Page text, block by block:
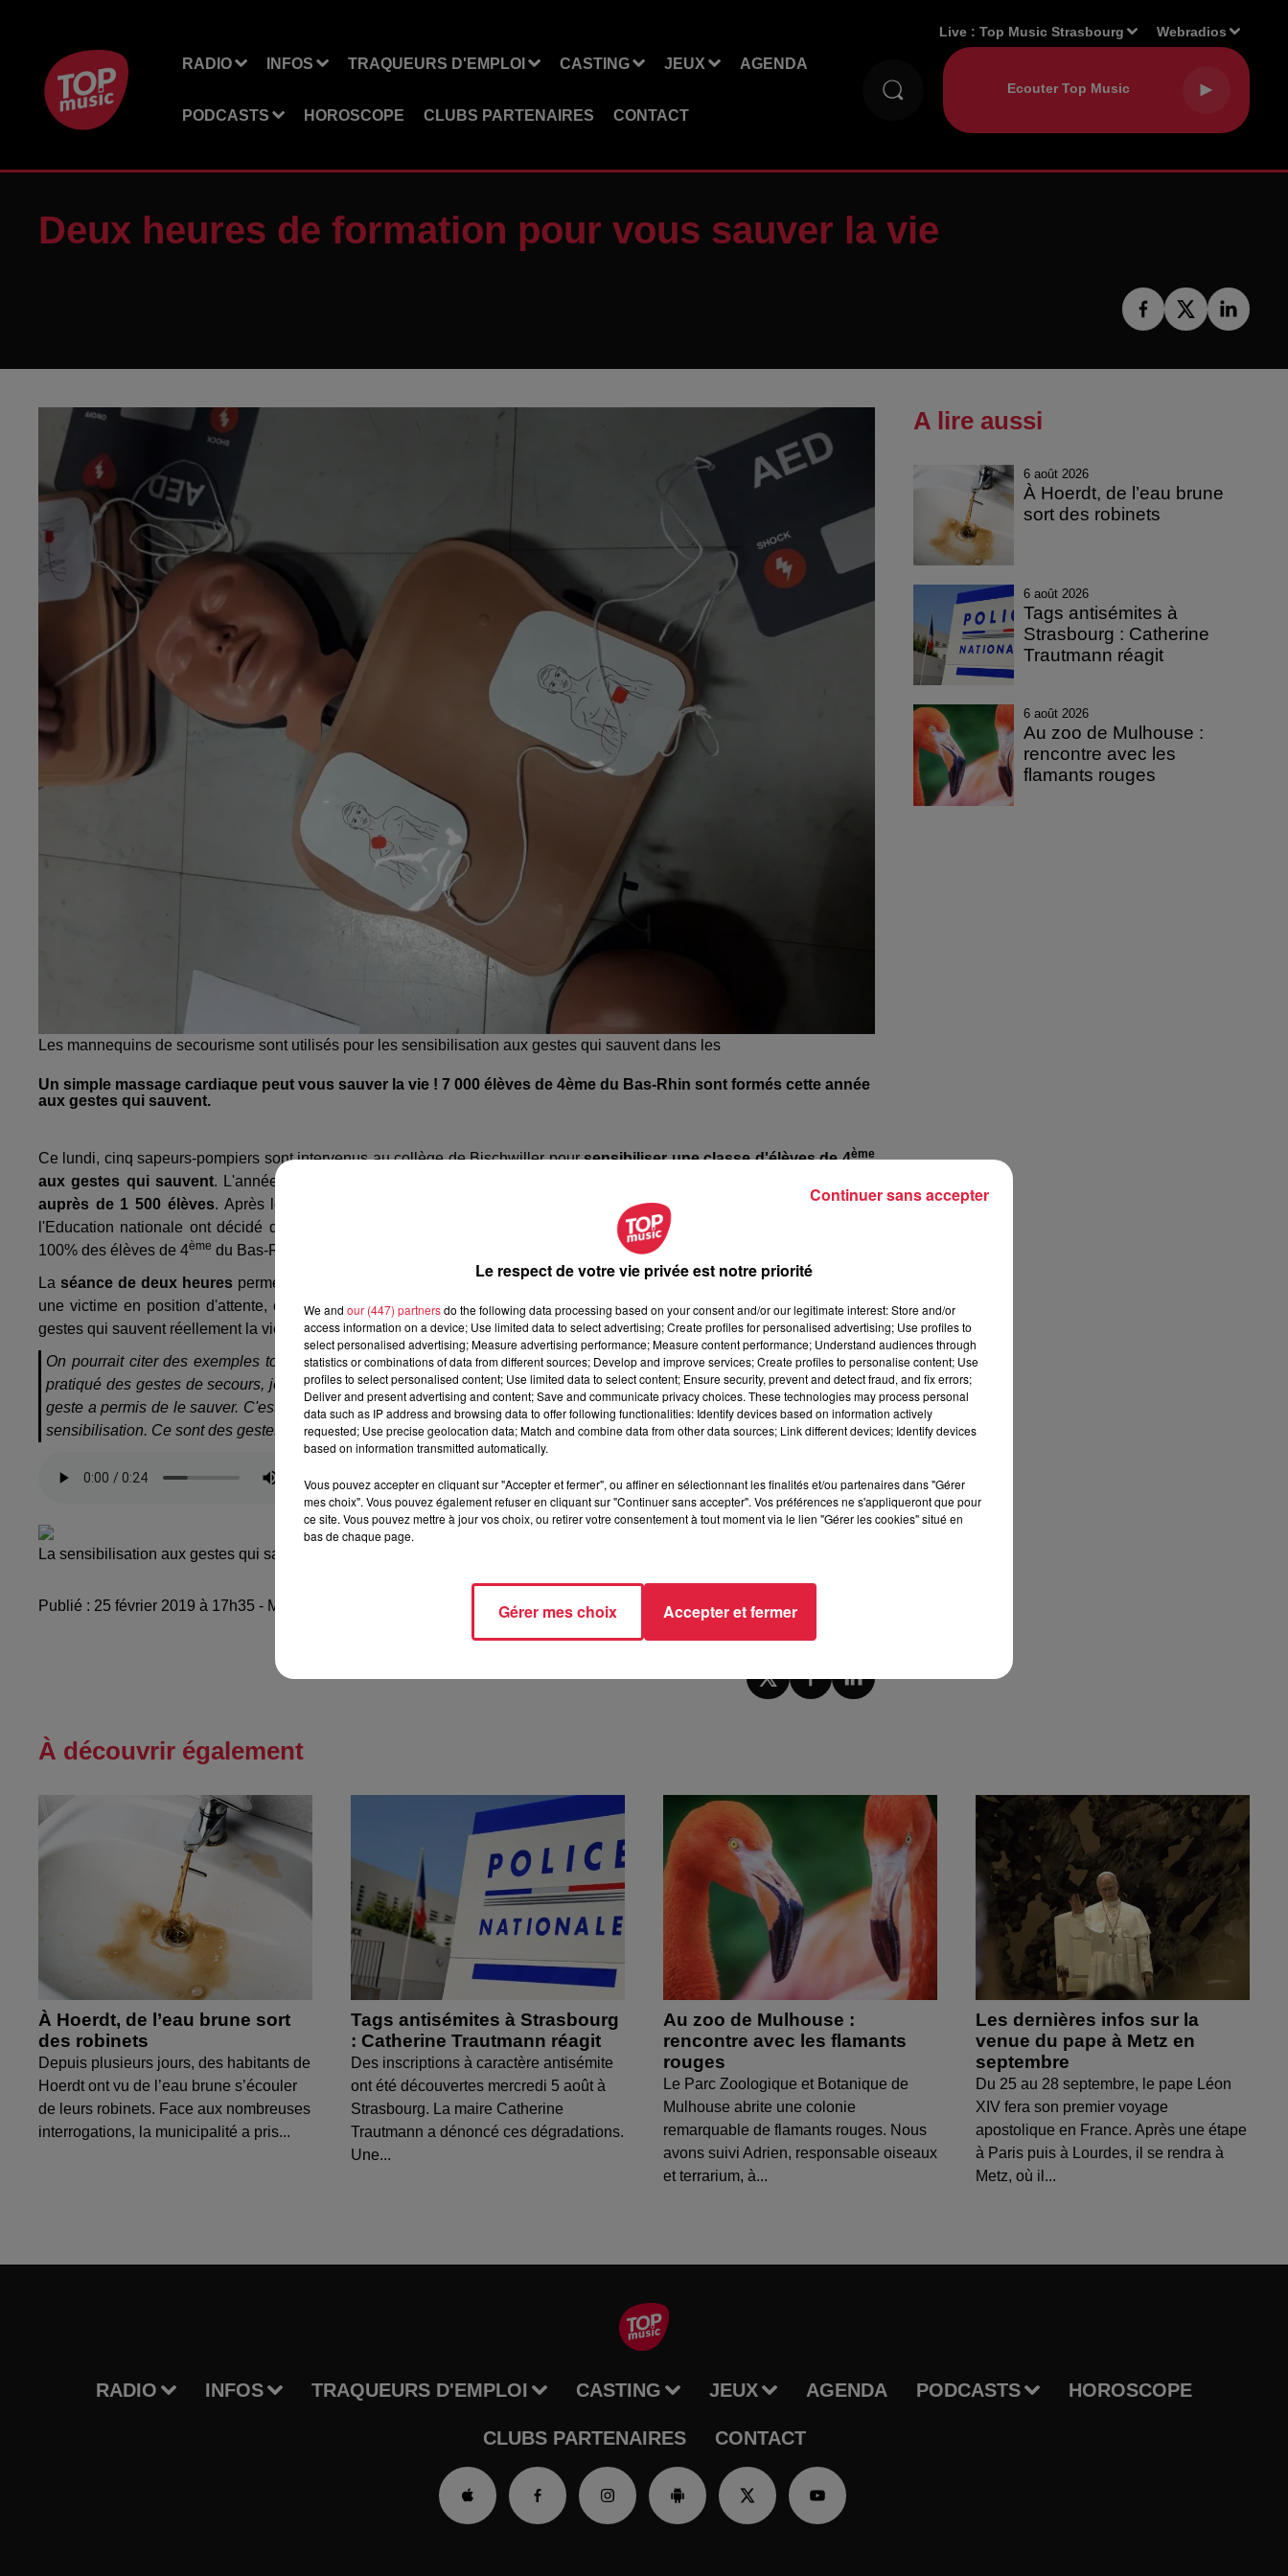
RADIO INFOS TRAQUEURS D'EMPLOI CASTING JEUX AGENDA
PODCASTS HOROSCOPE CLUBS PARTENAIRES CONTACT
Live :Top Music Strasbourg Webradios
Deux heures de formation pour vous sauver la vie
Les mannequins de secourisme sont utilisés pour les sensibilisation aux gestes qui sauvent dans les
Un simple massage cardiaque peut vous sauver la vie ! 7 000 élèves de 4ème du Bas-Rhin sont formés cette année
aux gestes qui sauvent.
Ce lundi, cinq sapeurs-pompiers sont intervenus au collège de Bischwiller poursensibiliser une classe d'élèves de 4ème
aux gestes qui sauvent. L'année dernière, une phase d'expérimentation avait eu lieu dans
auprès de 1 500 élèves. Après le succès de cette phase de test, le SDIS 67, le Département du Bas-Rhin ainsi que
l'Education nationale ont décidé d'étendre le dispositif à
7 000 élèves de 4ème en 2018-2019
100% des élèves de 4ème du Bas-Rhin, soit 12 000 élèves à l'horizon 2021.
La séance de deux heurespermet de sensibiliser sur la protection et l'alerte en cas d'accident
, d'apprendre à mettre
une victime en position d'attente, d'arrêter une hémorragie ou encore de pratiquer une réanimation cardiaque. Des
gestes qui sauvent réellement la vie, selon le commandant Jérôme Boulanger qui pilote le dispositif :
On pourrait citer des exemples tous les jours mais celui que j'ai en tête c'est dans le Haut-Rhin, un élève de collège a
pratiqué des gestes de secours, je crois que c'était de la réanimation cardiaque sur l'un de ses camarades de classe. Ce
geste a permis de le sauver. C'est pour nous un exemple qui est vraiment révélateur de l'importance et de l'utilité de cette
sensibilisation. Ce sont des gestes simples et vraiment efficaces qui permettent de sauver des vies.
La sensibilisation aux gestes qui sauvent au collège
Publié : 25 février 2019 à 17h35 - Modifié : 30 octobre 2025 à 16h48 Estelle Burckel
A lire aussi
6 août 2026
À Hoerdt, de l’eau brune
sort des robinets
6 août 2026
Tags antisémites à
Strasbourg : Catherine
Trautmann réagit
6 août 2026
Au zoo de Mulhouse :
rencontre avec les
flamants rouges
À découvrir également
À Hoerdt, de l’eau brune sort
des robinets
Depuis plusieurs jours, des habitants de
Hoerdt ont vu de l’eau brune s’écouler
de leurs robinets. Face aux nombreuses
interrogations, la municipalité a pris...
Tags antisémites à Strasbourg
: Catherine Trautmann réagit
Des inscriptions à caractère antisémite
ont été découvertes mercredi 5 août à
Strasbourg. La maire Catherine
Trautmann a dénoncé ces dégradations.
Une...
Au zoo de Mulhouse :
rencontre avec les flamants
rouges
Le Parc Zoologique et Botanique de
Mulhouse abrite une colonie
remarquable de flamants rouges. Nous
avons suivi Adrien, responsable oiseaux
et terrarium, à...
Les dernières infos sur la
venue du pape à Metz en
septembre
Du 25 au 28 septembre, le pape Léon
XIV fera son premier voyage
apostolique en France. Après une étape
à Paris puis à Lourdes, il se rendra à
Metz, où il...
RADIO INFOS TRAQUEURS D'EMPLOI CASTING JEUX AGENDA PODCASTS HOROSCOPE
CLUBS PARTENAIRES CONTACT
Le respect de votre vie privée est notre priorité
We and our (447) partnersdo the following data processing based on your consent and/or our legitimate interest: Store and/or
access information on a device; Use limited data to select advertising; Create profiles for personalised advertising; Use profiles to
select personalised advertising; Measure advertising performance; Measure content performance; Understand audiences through
statistics or combinations of data from different sources; Develop and improve services; Create profiles to personalise content; Use
profiles to select personalised content; Use limited data to select content; Ensure security, prevent and detect fraud, and fix errors;
Deliver and present advertising and content; Save and communicate privacy choices. These technologies may process personal
data such as IP address and browsing data to offer following functionalities: Identify devices based on information actively
requested; Use precise geolocation data; Match and combine data from other data sources; Link different devices; Identify devices
based on information transmitted automatically.
Vous pouvez accepter en cliquant sur "Accepter et fermer", ou affiner en sélectionnant les finalités et/ou partenaires dans "Gérer
mes choix". Vous pouvez également refuser en cliquant sur "Continuer sans accepter". Vos préférences ne s'appliqueront que pour
ce site. Vous pouvez mettre à jour vos choix, ou retirer votre consentement à tout moment via le lien "Gérer les cookies" situé en
bas de chaque page.
Gérer mes choix Accepter et fermer
Continuer sans accepter